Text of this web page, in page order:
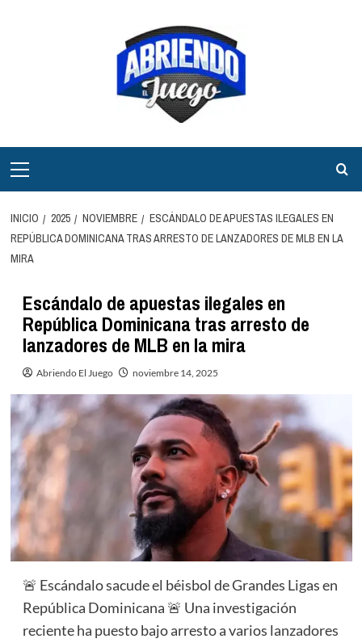
principal
INICIO 2025 NOVIEMBRE
ESCÁNDALO DE APUESTAS ILEGALES EN
REPÚBLICA DOMINICANA TRAS ARRESTO DE LANZADORES DE MLB EN LA
MIRA
Escándalo de apuestas ilegales en
República Dominicana tras arresto de
lanzadores de MLB en la mira
Abriendo El Juego noviembre 14, 2025
🚨 Escándalo sacude el béisbol de Grandes Ligas en
República Dominicana 🚨 Una investigación
reciente ha puesto bajo arresto a varios lanzadores